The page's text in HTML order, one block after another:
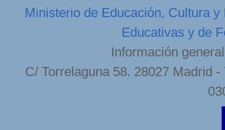
Ministerio de Educación, Cultura y
Educativas y de
Información
C/ Torrelaguna 58. 28027 Madrid